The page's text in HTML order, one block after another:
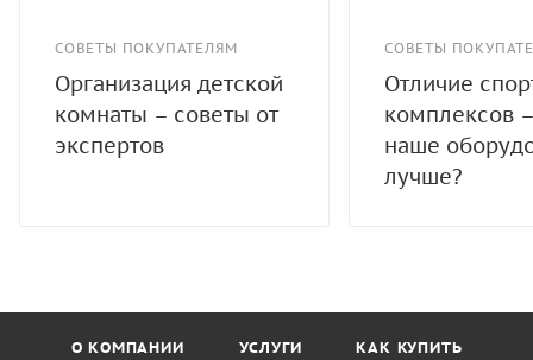
СОВЕТЫ ПОКУПАТЕЛЯМ
Организация детской
комнаты – советы от
экспертов
СОВЕТЫ
Отличие
комплексов
наше
лучше?
О КОМПАНИИ УСЛУГИ КАК КУПИТЬ